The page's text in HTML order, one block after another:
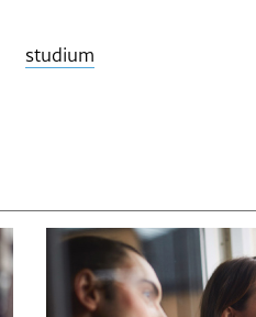
studium